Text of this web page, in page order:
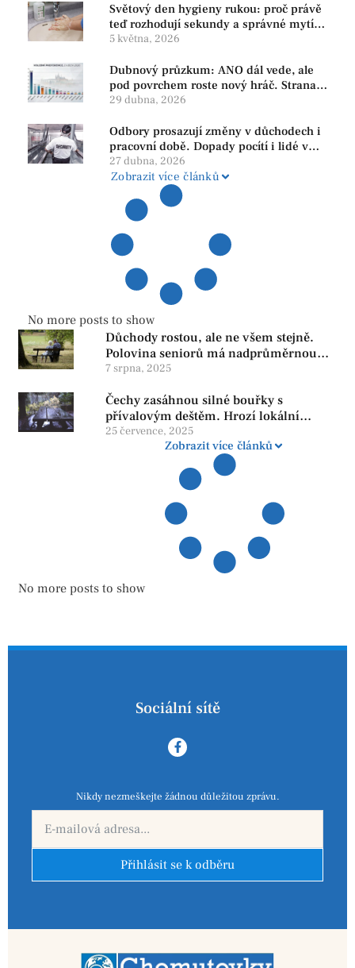
Světový den hygieny rukou: proč právě
teď rozhodují sekundy a správné mytí
rukou
5 května, 2026
Dubnový průzkum: ANO dál vede, ale
pod povrchem roste nový hráč. Strana
PRO se drží nejvýš mezi menšími
29 dubna, 2026
Odbory prosazují změny v důchodech i
pracovní době. Dopady pocítí i lidé v
našem regionu
27 dubna, 2026
Zobrazit více článků
No more posts to show
Důchody rostou, ale ne všem stejně.
Polovina seniorů má nadprůměrnou
penzi, tisíce však žijí pod hranicí
reformy
7 srpna, 2025
Čechy zasáhnou silné bouřky s
přívalovým deštěm. Hrozí lokální
zatopení
25 července, 2025
Zobrazit více článků
No more posts to show
Sociální sítě
Nikdy nezmeškejte žádnou důležitou zprávu.
Přihlásit se k odběru